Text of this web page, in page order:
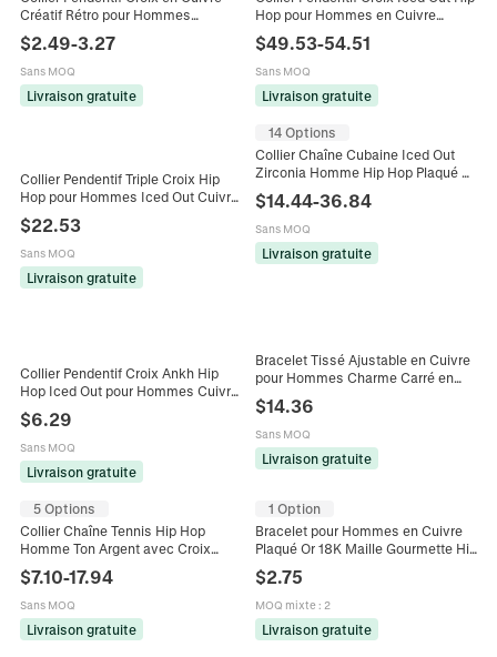
Créatif Rétro pour Hommes
Femmes Hip Hop Rock Bijoux
Heavy Metal Or Électroplaqué
$2.49-3.27
Sans MOQ
Livraison gratuite
Hop pour Hommes en Cuivre
Incrusté de Zirconia Chaîne à Billes
Plaqué Or Argent Bijoux Mode
$49.53-54.51
Sans MOQ
Livraison gratuite
Collier Pendentif Triple Croix Hip
Hop pour Hommes Iced Out Cuivre
Torsadée Bijoux Cadeau de Fête
$22.53
Sans MOQ
Livraison gratuite
14 Options
Collier Chaîne Cubaine Iced Out
Zirconia Homme Hip Hop Plaqué Or
Argent Cuivre Bijoux de Luxe Style
Urbain Accessoire
$14.44-36.84
Sans MOQ
Livraison gratuite
Collier Pendentif Croix Ankh Hip
Hop Iced Out pour Hommes Cuivre
Brillant Zirconia Chaîne de Tennis
Bijoux de Mode de Rue
$6.29
Sans MOQ
Livraison gratuite
Bracelet Tissé Ajustable en Cuivre
pour Hommes Charme Carré en
Zirconia Pave Bracelet en Corde
Tressée Hip Hop Bijoux Cadeau
$14.36
Sans MOQ
Livraison gratuite
5 Options
Collier Chaîne Tennis Hip Hop
Homme Ton Argent avec Croix
Latérale en Cuivre et Zirconia
Bijoux Mode Streetwear Bracelet
pour Homme Cadeau
$7.10-17.94
Sans MOQ
Livraison gratuite
1 Option
Bracelet pour Hommes en Cuivre
Plaqué Or 18K Maille Gourmette Hip
Hop Chaîne Figaro Épaisse Bijoux
de Mode Cadeau Quotidien
$2.75
MOQ mixte: 2
Livraison gratuite